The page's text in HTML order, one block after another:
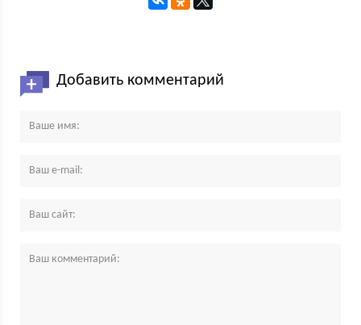
Добавить комментарий